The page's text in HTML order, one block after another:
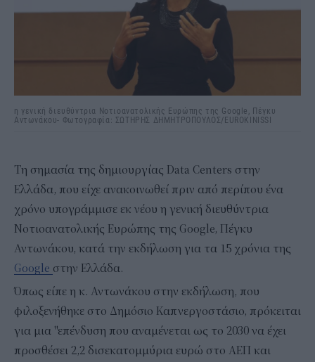
η γενική διευθύντρια Νοτιοανατολικής Ευρώπης της Google, Πέγκυ
Αντωνάκου- Φωτογραφία: ΣΩΤΗΡΗΣ ΔΗΜΗΤΡΟΠΟΥΛΟΣ/EUROKINISSI
Τη σημασία της δημιουργίας Data Centers στην
Ελλάδα, που είχε ανακοινωθεί πριν από περίπου ένα
χρόνο υπογράμμισε εκ νέου η γενική διευθύντρια
Νοτιοανατολικής Ευρώπης της Google, Πέγκυ
Αντωνάκου, κατά την εκδήλωση για τα 15 χρόνια της
Google στην Ελλάδα.
Όπως είπε η κ. Αντωνάκου στην εκδήλωση, που
φιλοξενήθηκε στο Δημόσιο Καπνεργοστάσιο, πρόκειται
για μια "επένδυση που αναμένεται ως το 2030 να έχει
προσθέσει 2,2 δισεκατομμύρια ευρώ στο ΑΕΠ και